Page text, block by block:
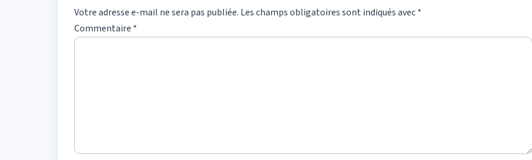
Votre adresse e-mail ne sera pas publiée. Les champs obligatoires sont indiqués avec*
Commentaire *